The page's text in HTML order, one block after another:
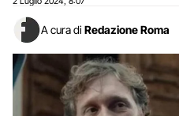
A cura di Redazione Roma